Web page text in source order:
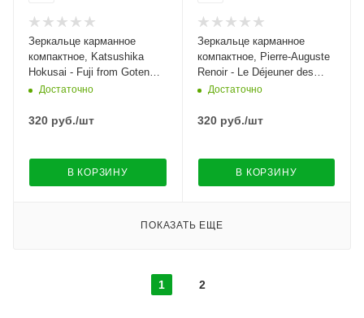
Зеркальце карманное
компактное, Katsushika
Hokusai - Fuji from Goten
Hill at Shinagawa
Достаточно
320 руб./шт
В КОРЗИНУ
Зеркальце карманное
компактное, Pierre-Auguste
Renoir - Le Déjeuner des
canotiers
Достаточно
320руб./шт
В КОРЗИНУ
ПОКАЗАТЬ ЕЩЕ
1 2